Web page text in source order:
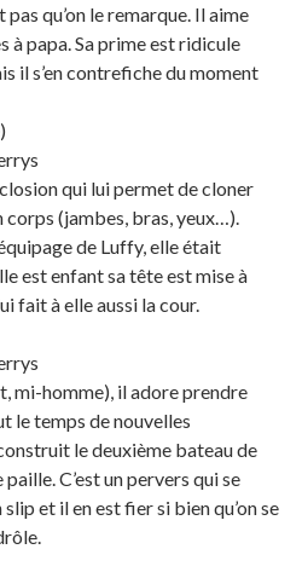
qu’on le remarque. Il aime
à papa. Sa prime est ridicule
il s’en contrefiche du moment
qui lui permet de cloner
(jambes, bras, yeux…).
de Luffy, elle était
est enfant sa tête est mise à
fait à elle aussi la cour.
mi-homme), il adore prendre
le temps de nouvelles
le deuxième bateau de
C’est un pervers qui se
et il en est fier si bien qu’on se